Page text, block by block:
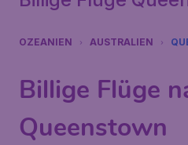
OZEANIEN AUSTRALIEN
Billige Flüge
Queenstown